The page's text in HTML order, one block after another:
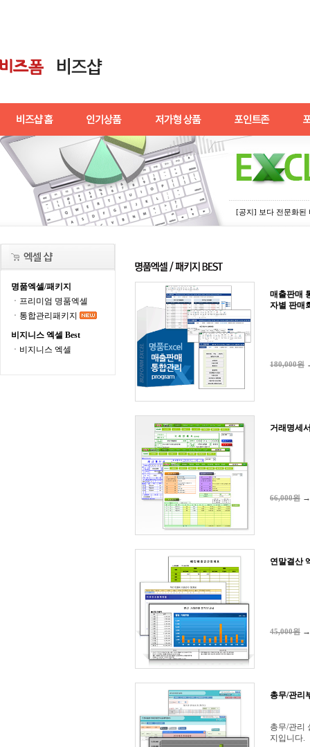
[공지] 보다 전문화된
명품엑셀/패키지
ㆍ프리미엄 명품엑셀
ㆍ통합관리패키지
비지니스 엑셀 Best
ㆍ비지니스 엑셀
매출판매
자별 판매
180,000원
거래명세
66,000원
연말결산
45,000원
총무/관리
총무/관리
지입니다.